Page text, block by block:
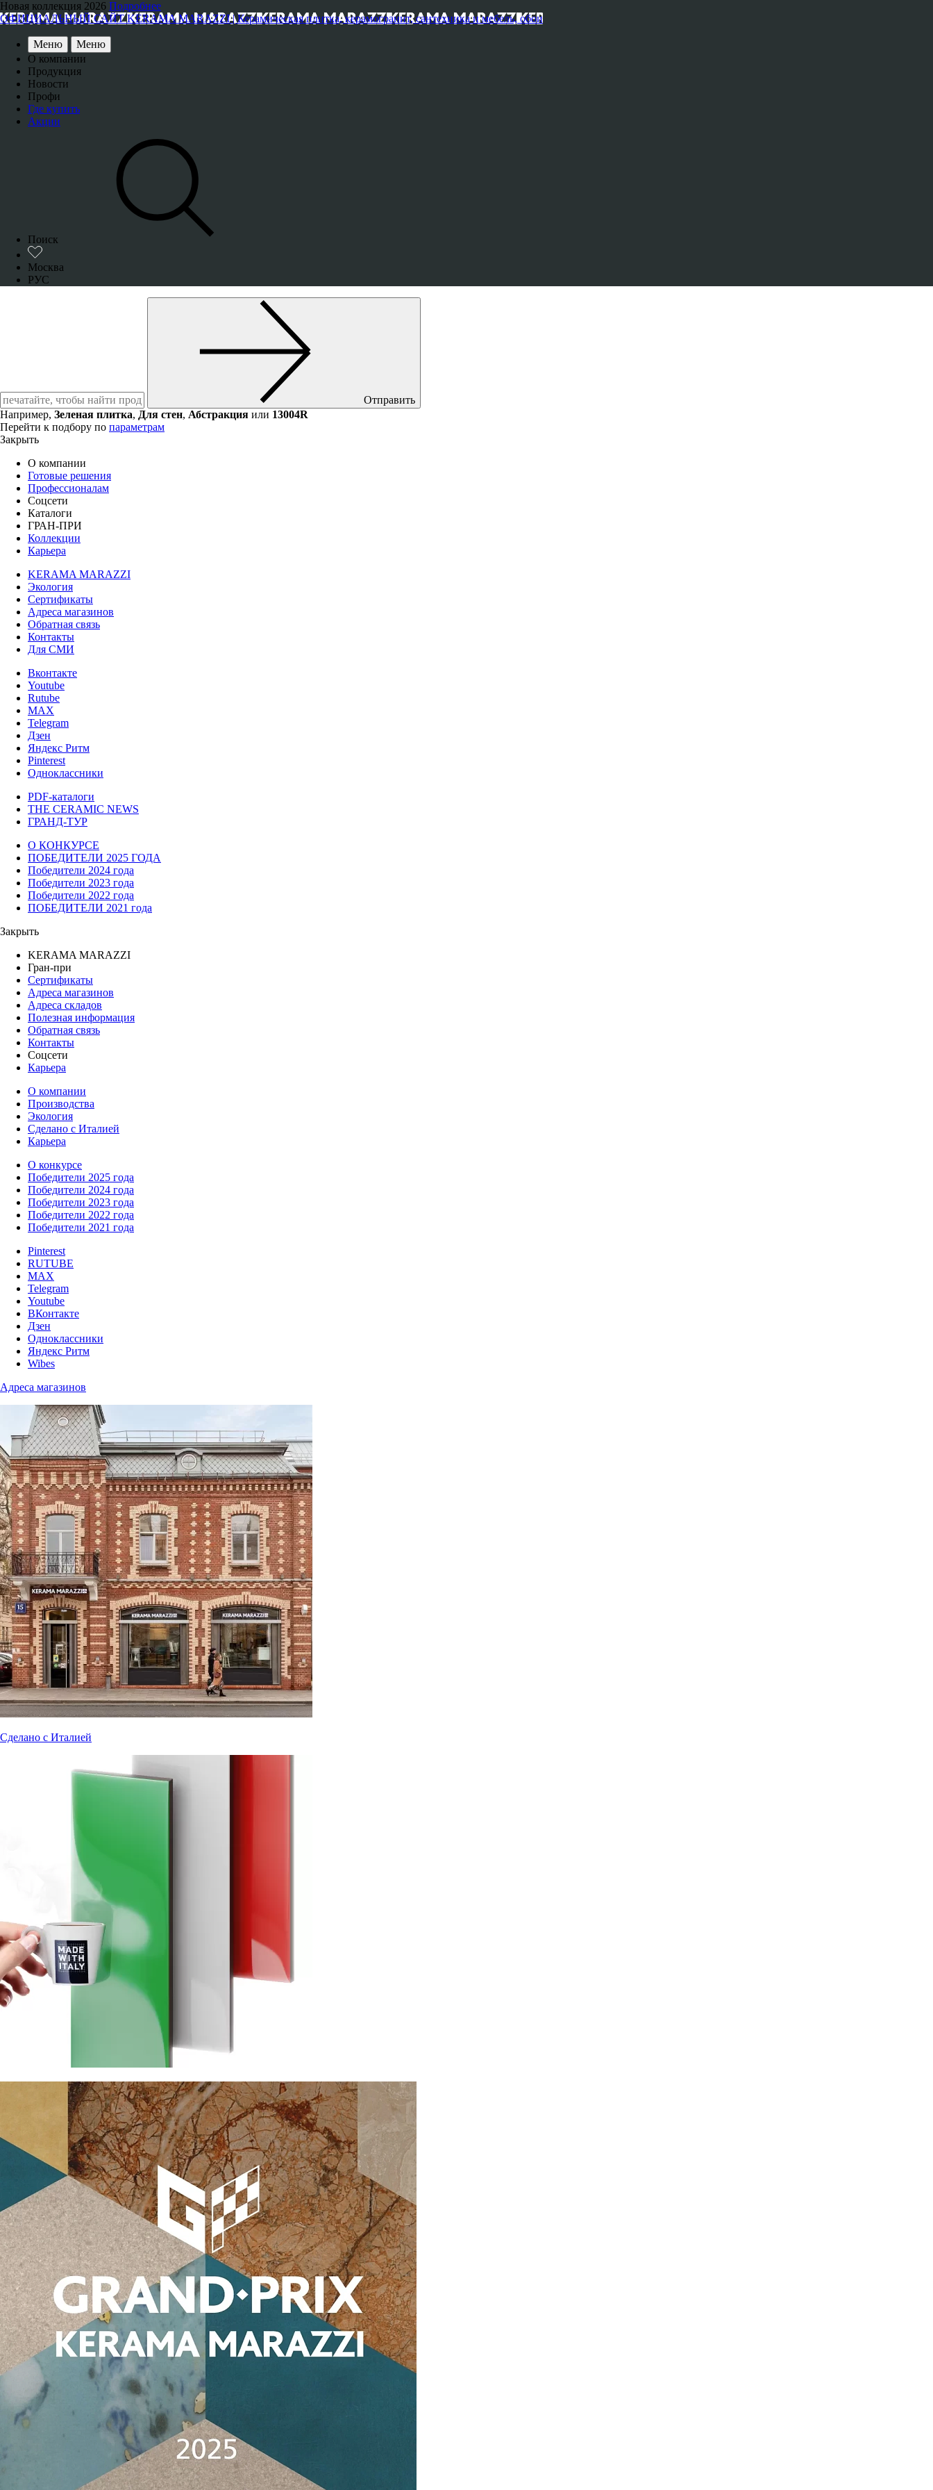
Новая коллекция 2026 Подробнее
ОФИЦИАЛЬНЫЙ САЙТ KERAMA MARAZZI | Керамическая плитка, керамогранит, сантехника и мебель, обои
Меню
Меню
О компании
Продукция
Новости
Профи
Где купить
Акции
Поиск
Москва
РУС
Отправить
Например, Зеленая плитка, Для стен, Абстракция или 13004R
Перейти к подбору по параметрам
Закрыть
О компании
Готовые решения
Профессионалам
Соцсети
Каталоги
ГРАН-ПРИ
Коллекции
Карьера
KERAMA MARAZZI
Экология
Сертификаты
Адреса магазинов
Обратная связь
Контакты
Для СМИ
Вконтакте
Youtube
Rutube
MAX
Telegram
Дзен
Яндекс Ритм
Pinterest
Одноклассники
PDF-каталоги
THE CERAMIC NEWS
ГРАНД-ТУР
О КОНКУРСЕ
ПОБЕДИТЕЛИ 2025 ГОДА
Победители 2024 года
Победители 2023 года
Победители 2022 года
ПОБЕДИТЕЛИ 2021 года
Закрыть
KERAMA MARAZZI
Гран-при
Сертификаты
Адреса магазинов
Адреса складов
Полезная информация
Обратная связь
Контакты
Соцсети
Карьера
О компании
Производства
Экология
Сделано с Италией
Карьера
О конкурсе
Победители 2025 года
Победители 2024 года
Победители 2023 года
Победители 2022 года
Победители 2021 года
Pinterest
RUTUBE
MAX
Telegram
Youtube
ВКонтакте
Дзен
Одноклассники
Яндекс Ритм
Wibes
Адреса магазинов
Сделано с Италией